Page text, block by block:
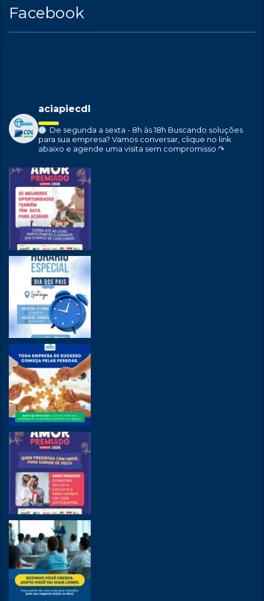
Facebook
aciapiecdl
De segunda a sexta - 8h às 18h Buscando soluções
para sua empresa? Vamos conversar, clique no link
abaixo e agende uma visita sem compromisso ↷